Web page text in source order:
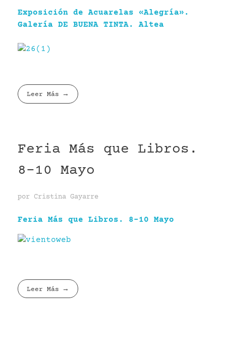
Exposición de Acuarelas «Alegría».
Galería DE BUENA TINTA. Altea
Leer Más
Feria Más que Libros.
8-10 Mayo
por Cristina Gayarre
Feria Más que Libros. 8-10 Mayo
Leer Más